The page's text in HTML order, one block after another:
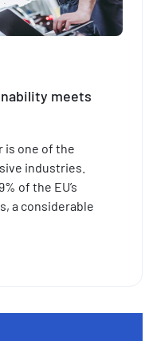
meets
is one of the
industries.
of the EU’s
a considerable